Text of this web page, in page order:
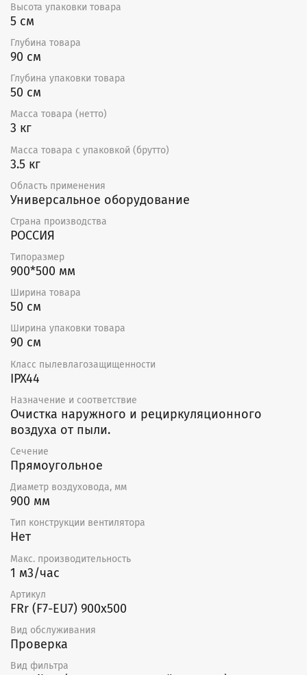
карманов.
Фланцевое соединение.
Допустимая температура перемещаемого воздуха от
-40 до +70 °С
Фильтруемый воздух не должен содержать
агрессивных газов и паров.
Высота упаковки товара
5 см
Глубина товара
90 см
Глубина упаковки товара
50 см
Масса товара (нетто)
3 кг
Масса товара с упаковкой (брутто)
3.5 кг
Область применения
Универсальное оборудование
Страна производства
РОССИЯ
Типоразмер
900*500 мм
Ширина товара
50 см
Ширина упаковки товара
90 см
Класс пылевлагозащищенности
IPX44
Назначение и соответствие
Очистка наружного и рециркуляционного
воздуха от пыли.
Сечение
Прямоугольное
Диаметр воздуховода, мм
900 мм
Тип конструкции вентилятора
Нет
Макс. производительность
1 м3/час
Артикул
FRr (F7-EU7) 900x500
Вид обслуживания
Проверка
Вид фильтра